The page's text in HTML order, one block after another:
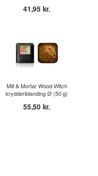
41,95 kr.
Mill & Mortar Wood Witch
krydderiblanding Ø (50 g)
55,50 kr.